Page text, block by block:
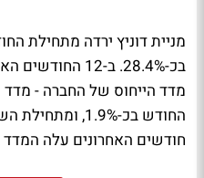
מדד הייחוס של החברה - מדד
חודשים האחרונים עלה המדד בכ-